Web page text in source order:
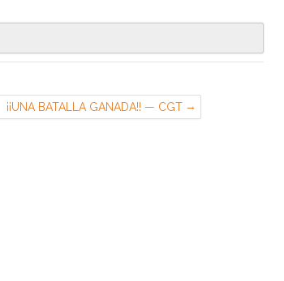
¡¡UNA BATALLA GANADA!! — CGT
RENAULT